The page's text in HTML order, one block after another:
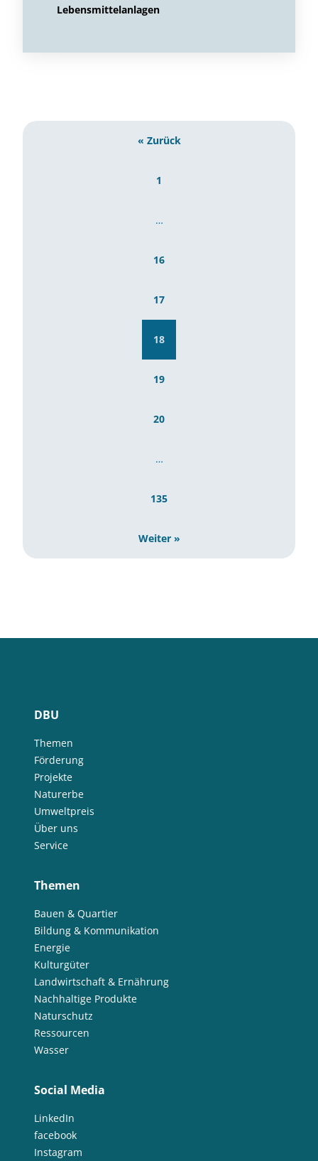
Lebensmittelanlagen
« Zurück
1
…
16
17
18
19
20
…
135
Weiter »
DBU
Themen
Förderung
Projekte
Naturerbe
Umweltpreis
Über uns
Service
Themen
Bauen & Quartier
Bildung & Kommunikation
Energie
Kulturgüter
Landwirtschaft & Ernährung
Nachhaltige Produkte
Naturschutz
Ressourcen
Wasser
Social Media
LinkedIn
facebook
Instagram